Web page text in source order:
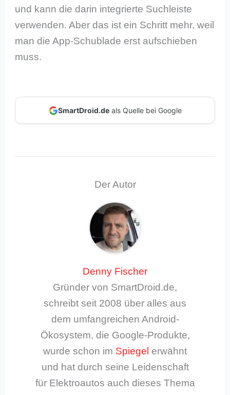
und kann die darin integrierte Suchleiste
verwenden. Aber das ist ein Schritt mehr, weil
man die App-Schublade erst aufschieben
muss.
SmartDroid.deals Quelle bei Google
Der Autor
Denny Fischer
Gründer von SmartDroid.de,
schreibt seit 2008 über alles aus
dem umfangreichen Android-
Ökosystem, die Google-Produkte,
wurde schon im Spiegel erwähnt
und hat durch seine Leidenschaft
für Elektroautos auch dieses Thema